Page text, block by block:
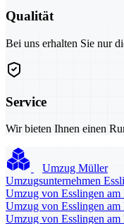
Qualität
Bei uns erhalten Sie nur
Service
Wir bieten Ihnen einen
Umzug Müller
Umzugsunternehmen
Umzug von Esslingen
Umzug von Esslingen
Umzug von Esslingen